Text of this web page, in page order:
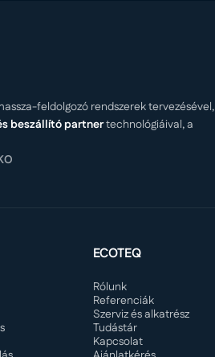
feldolgozó rendszerek tervezésével,
beszállító partnertechnológiáival, a
ECOTEQ
Rólunk
Referenciák
Szerviz és alkatrész
Tudástár
Kapcsolat